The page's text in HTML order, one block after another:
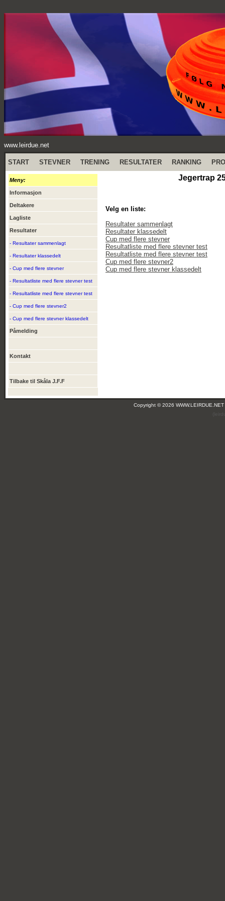
www.leirdue.net
START STEVNER TRENING RESULTATER RANKING
Meny:
Informasjon
Deltakere
Lagliste
Resultater
- Resultater sammenlagt
- Resultater klassedelt
- Cup med flere stevner
- Resultatliste med flere stevner test
- Resultatliste med flere stevner test
- Cup med flere stevner2
- Cup med flere stevner klassedelt
Påmelding
Kontakt
Tilbake til Skåla J.F.F
Jegertrap
Velg en liste:
Resultater sammenlagt
Resultater klassedelt
Cup med flere stevner
Resultatliste med flere stevner test
Resultatliste med flere stevner test
Cup med flere stevner2
Cup med flere stevner klassedelt
Copyright © 2026